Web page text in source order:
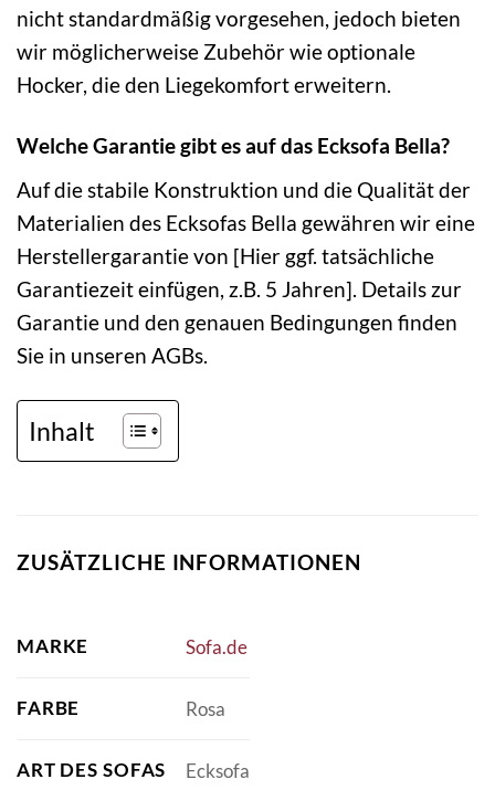
nicht standardmäßig vorgesehen, jedoch bieten
wir möglicherweise Zubehör wie optionale
Hocker, die den Liegekomfort erweitern.
Welche Garantie gibt es auf das Ecksofa Bella?
Auf die stabile Konstruktion und die Qualität der
Materialien des Ecksofas Bella gewähren wir eine
Herstellergarantie von [Hier ggf. tatsächliche
Garantiezeit einfügen, z.B. 5 Jahren]. Details zur
Garantie und den genauen Bedingungen finden
Sie in unseren AGBs.
Inhalt
ZUSÄTZLICHE INFORMATIONEN
MARKE Sofa.de
FARBE Rosa
ART DES SOFAS Ecksofa